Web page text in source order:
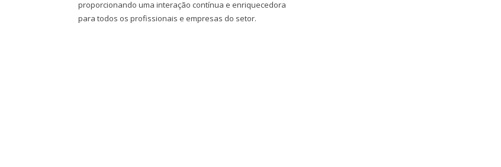
proporcionando uma interação contínua e enriquecedora
para todos os profissionais e empresas do setor.